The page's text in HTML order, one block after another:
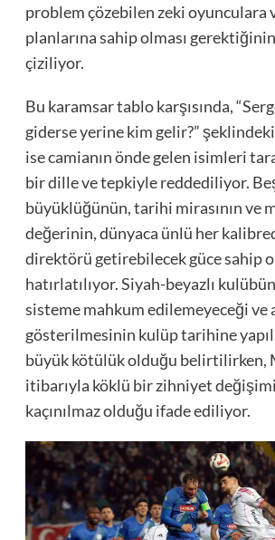
problem çözebilen zeki oyunculara
planlarına sahip olması
çiziliyor.
Bu karamsar tablo karşısında,
giderse yerine kim gelir?”
ise camianın önde gelen isimleri
bir dille ve tepkiyle reddediliyor.
büyüklüğünün, tarihi mirasının ve
değerinin, dünyaca ünlü her
direktörü getirebilecek güce sahip
hatırlatılıyor. Siyah-beyazlı
sisteme mahkum edilemeyeceği ve
gösterilmesinin kulüp tarihine
büyük kötülük olduğu belirtilirken,
itibarıyla köklü bir zihniyet
kaçınılmaz olduğu ifade ediliyor.